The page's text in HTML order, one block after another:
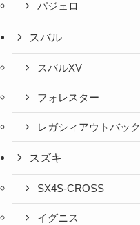
パジェロ
スバル
スバルXV
フォレスター
レガシィアウトバック
スズキ
SX4S-CROSS
イグニス